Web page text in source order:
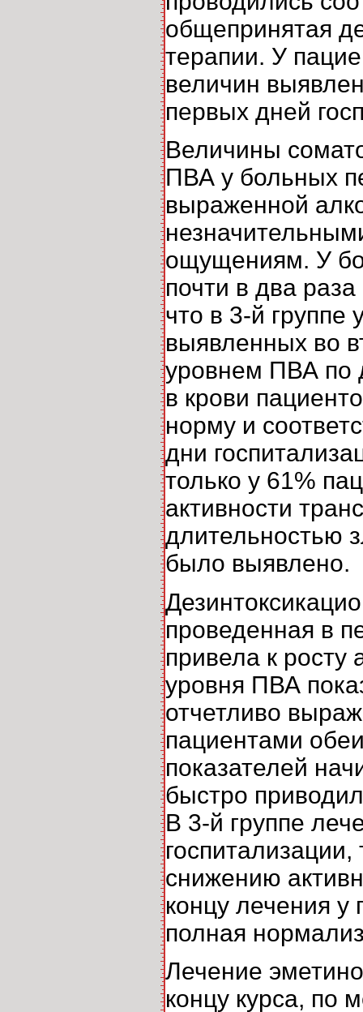
общепринятая
терапии. У
величин
первых дней
Величины
ПВА у больных
выраженной
ощущениям. У
почти в два
что в 3-й
выявленных во
уровнем ПВА по
в крови
норму и
дни
только у 61%
активности
длительностью
было выявлено.
проведенная в
привела к росту
уровня ПВА
отчетливо
пациентами
показателей
быстро
В 3-й группе
снижению
концу лечения
полная
Лечение
концу курса, по